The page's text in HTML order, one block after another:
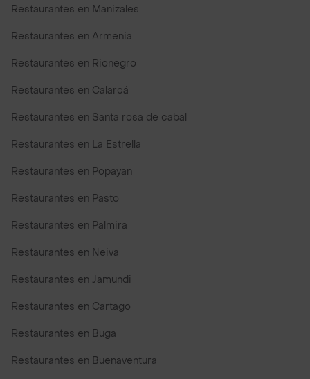
Restaurantes en Manizales
Restaurantes en Armenia
Restaurantes en Rionegro
Restaurantes en Calarcá
Restaurantes en Santa rosa de cabal
Restaurantes en La Estrella
Restaurantes en Popayan
Restaurantes en Pasto
Restaurantes en Palmira
Restaurantes en Neiva
Restaurantes en Jamundi
Restaurantes en Cartago
Restaurantes en Buga
Restaurantes en Buenaventura